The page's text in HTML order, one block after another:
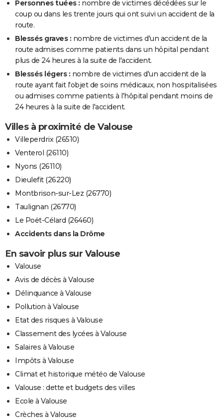
Personnes tuées : nombre de victimes décédées sur le
coup ou dans les trente jours qui ont suivi un accident de la
route.
Blessés graves : nombre de victimes d'un accident de la
route admises comme patients dans un hôpital pendant
plus de 24 heures à la suite de l'accident.
Blessés légers : nombre de victimes d'un accident de la
route ayant fait l'objet de soins médicaux, non hospitalisées
ou admises comme patients à l'hôpital pendant moins de
24 heures à la suite de l'accident.
Villes à proximité de Valouse
Villeperdrix (26510)
Venterol (26110)
Nyons (26110)
Dieulefit (26220)
Montbrison-sur-Lez (26770)
Taulignan (26770)
Le Poët-Célard (26460)
Accidents dans la Drôme
En savoir plus sur Valouse
Valouse
Avis de décès à Valouse
Délinquance à Valouse
Pollution à Valouse
Etat des risques à Valouse
Classement des lycées à Valouse
Salaires à Valouse
Impôts à Valouse
Climat et historique météo de Valouse
Valouse : dette et budgets des villes
Ecole à Valouse
Crèches à Valouse